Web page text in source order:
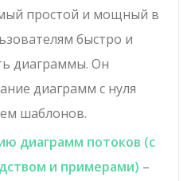
простой и мощный в
быстро и
диаграммы. Он
диаграмм с нуля
шаблонов.
диаграмм потоков (с
и примерами) –